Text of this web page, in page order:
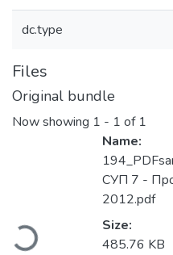
dc.type
Files
Original bundle
Now showing 1 - 1 of 1
Loading...
Name:
СУП 7 -
2012.pdf
Size:
485.76 KB